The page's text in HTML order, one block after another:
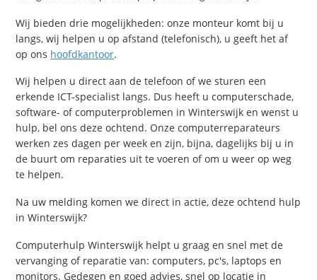
Wij bieden drie mogelijkheden: onze monteur komt bij u
langs, wij helpen u op afstand (telefonisch), u geeft het af
op ons hoofdkantoor.
Wij helpen u direct aan de telefoon of we sturen een
erkende ICT-specialist langs. Dus heeft u computerschade,
software- of computerproblemen in Winterswijk en wenst u
hulp, bel ons deze ochtend. Onze computerreparateurs
werken zes dagen per week en zijn, bijna, dagelijks bij u in
de buurt om reparaties uit te voeren of om u weer op weg
te helpen.
Na uw melding komen we direct in actie, deze ochtend hulp
in Winterswijk?
Computerhulp Winterswijk helpt u graag en snel met de
vervanging of reparatie van: computers, pc's, laptops en
monitors. Gedegen en goed advies, snel op locatie in